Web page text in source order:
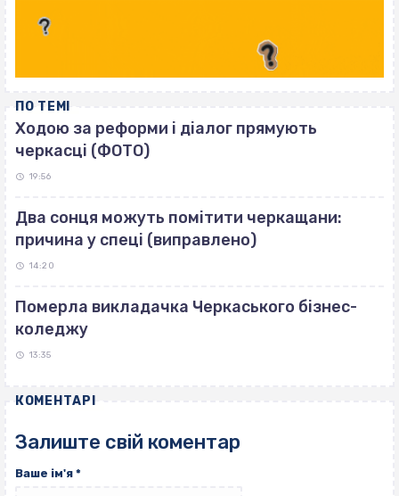
ПО ТЕМІ
Ходою за реформи і діалог прямують
черкасці (ФОТО)
19:56
Два сонця можуть помітити черкащани:
причина у спеці (виправлено)
14:20
Померла викладачка Черкаського бізнес-
коледжу
13:35
КОМЕНТАРІ
Залиште свій коментар
Ваше ім'я *